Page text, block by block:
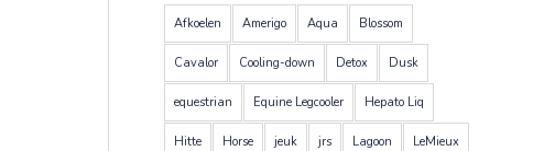
Afkoelen Amerigo Aqua Blossom
Cavalor Cooling-down Detox Dusk
equestrian Equine Legcooler Hepato Liq
Hitte Horse jeuk jrs Lagoon LeMieux